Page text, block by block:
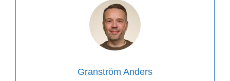
Granström Anders